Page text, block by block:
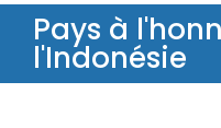
Pays à
l'Indonésie